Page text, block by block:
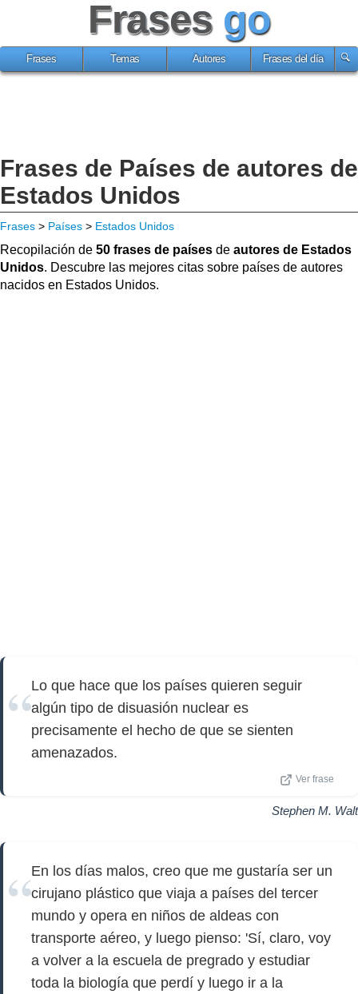
Frases go
Frases Temas Autores Frases del día
Frases de Países de autores de
Estados Unidos
Frases > Países > Estados Unidos
Recopilación de 50 frases de países de autores de Estados
Unidos. Descubre las mejores citas sobre países de autores
nacidos en Estados Unidos.
Lo que hace que los países quieren seguir
algún tipo de disuasión nuclear es
precisamente el hecho de que se sienten
amenazados.
Ver frase
Stephen M. Walt
En los días malos, creo que me gustaría ser un
cirujano plástico que viaja a países del tercer
mundo y opera en niños de aldeas con
transporte aéreo, y luego pienso: 'Sí, claro, voy
a volver a la escuela de pregrado y estudiar
toda la biología que perdí y luego ir a la